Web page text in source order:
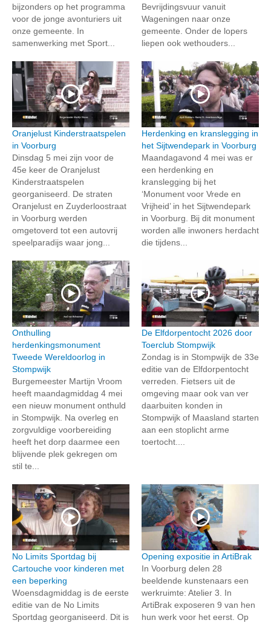
bijzonders op het programma
voor de jonge avonturiers uit
onze gemeente. In
samenwerking met Sport...
Bevrijdingsvuur vanuit
Wageningen naar onze
gemeente. Onder de lopers
liepen ook wethouders...
Oranjelust Kinderstraatspelen
in Voorburg
Dinsdag 5 mei zijn voor de
45e keer de Oranjelust
Kinderstraatspelen
georganiseerd. De straten
Oranjelust en Zuyderloostraat
in Voorburg werden
omgetoverd tot een autovrij
speelparadijs waar jong...
Herdenking en kranslegging in
het Sijtwendepark in Voorburg
Maandagavond 4 mei was er
een herdenking en
kranslegging bij het
‘Monument voor Vrede en
Vrijheid’ in het Sijtwendepark
in Voorburg. Bij dit monument
worden alle inwoners herdacht
die tijdens...
Onthulling
herdenkingsmonument
Tweede Wereldoorlog in
Stompwijk
Burgemeester Martijn Vroom
heeft maandagmiddag 4 mei
een nieuw monument onthuld
in Stompwijk. Na overleg en
zorgvuldige voorbereiding
heeft het dorp daarmee een
blijvende plek gekregen om
stil te...
De Elfdorpentocht 2026 door
Toerclub Stompwijk
Zondag is in Stompwijk de 33e
editie van de Elfdorpentocht
verreden. Fietsers uit de
omgeving maar ook van ver
daarbuiten konden in
Stompwijk of Maasland starten
aan een stoplicht arme
toertocht....
No Limits Sportdag bij
Cartouche voor kinderen met
een beperking
Woensdagmiddag is de eerste
editie van de No Limits
Sportdag georganiseerd. Dit is
Opening expositie in ArtiBrak
In Voorburg delen 28
beeldende kunstenaars een
werkruimte: Atelier 3. In
ArtiBrak exposeren 9 van hen
hun werk voor het eerst. Op